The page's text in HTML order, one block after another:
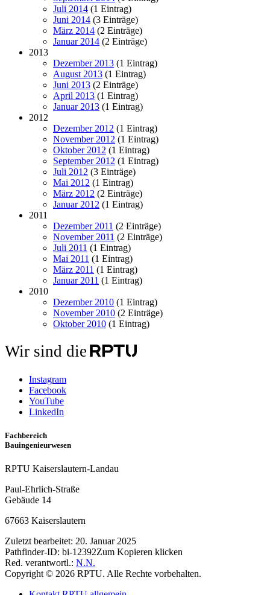
Juli 2014 (1 Eintrag)
Juni 2014 (3 Einträge)
März 2014 (2 Einträge)
Januar 2014 (2 Einträge)
2013
Dezember 2013 (1 Eintrag)
August 2013 (1 Eintrag)
Juni 2013 (2 Einträge)
April 2013 (1 Eintrag)
Januar 2013 (1 Eintrag)
2012
Dezember 2012 (1 Eintrag)
November 2012 (1 Eintrag)
Oktober 2012 (1 Eintrag)
September 2012 (1 Eintrag)
Juli 2012 (3 Einträge)
Mai 2012 (1 Eintrag)
März 2012 (2 Einträge)
Januar 2012 (1 Eintrag)
2011
Dezember 2011 (2 Einträge)
November 2011 (2 Einträge)
Juli 2011 (1 Eintrag)
Mai 2011 (1 Eintrag)
März 2011 (1 Eintrag)
Januar 2011 (1 Eintrag)
2010
Dezember 2010 (1 Eintrag)
November 2010 (2 Einträge)
Oktober 2010 (1 Eintrag)
Wir sind die
Instagram
Facebook
YouTube
LinkedIn
Fachbereich
Bauingenieurwesen
RPTU Kaiserslautern-Landau
Paul-Ehrlich-Straße
Gebäude 14
67663 Kaiserslautern
Zuletzt bearbeitet: 20. Januar 2025
Pathfinder-ID: bi-12392Zum Kopieren klicken
Red. verantwortl.: N.N.
Copyright © 2026 RPTU. Alle Rechte vorbehalten.